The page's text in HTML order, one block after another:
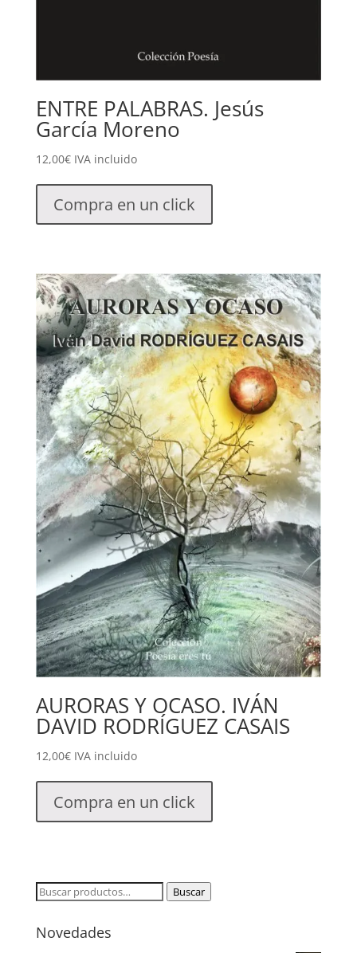
ENTRE PALABRAS. Jesús
García Moreno
12,00€ IVA incluido
Compra en un click
AURORAS Y OCASO. IVÁN
DAVID RODRÍGUEZ CASAIS
12,00€ IVA incluido
Compra en un click
Buscar
Buscar
Novedades